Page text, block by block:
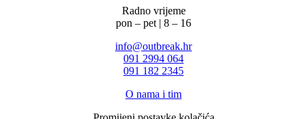
Radno vrijeme
pon – pet | 8 – 16
info@outbreak.hr
‪091 2994 064
091 182 2345
O nama i tim